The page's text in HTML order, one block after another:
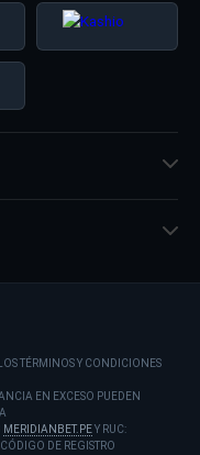
TÉRMINOS Y CONDICIONES
EN EXCESO PUEDEN
MERIDIANBET.PEY RUC:
DE REGISTRO